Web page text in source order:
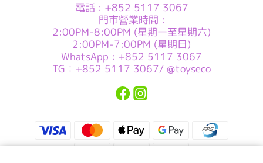
電話 : +852 5117 3067
門市營業時間 :
2:00PM-8:00PM (星期一至星期六)
2:00PM-7:00PM (星期日)
WhatsApp : +852 5117 3067
TG：+852 5117 3067/ @toyseco